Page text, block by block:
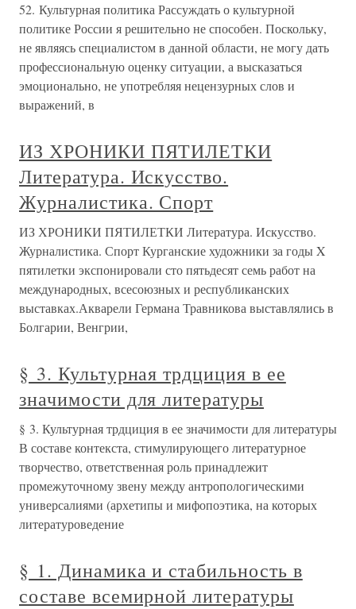
52. Культурная политика Рассуждать о культурной
политике России я решительно не способен. Поскольку,
не являясь специалистом в данной области, не могу дать
профессиональную оценку ситуации, а высказаться
эмоционально, не употребляя нецензурных слов и
выражений, в
ИЗ ХРОНИКИ ПЯТИЛЕТКИ
Литература. Искусство.
Журналистика. Спорт
ИЗ ХРОНИКИ ПЯТИЛЕТКИ Литература. Искусство.
Журналистика. Спорт Курганские художники за годы X
пятилетки экспонировали сто пятьдесят семь работ на
международных, всесоюзных и республиканских
выставках.Акварели Германа Травникова выставлялись в
Болгарии, Венгрии,
§ 3. Культурная трдциция в ее
значимости для литературы
§ 3. Культурная трдциция в ее значимости для литературы
В составе контекста, стимулирующего литературное
творчество, ответственная роль принадлежит
промежуточному звену между антропологическими
универсалиями (архетипы и мифопоэтика, на которых
литературоведение
§ 1. Динамика и стабильность в
составе всемирной литературы